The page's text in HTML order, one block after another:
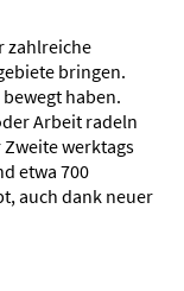
zahlreiche
bringen.
haben.
Arbeit radeln
werktags
etwa 700
auch dank neuer